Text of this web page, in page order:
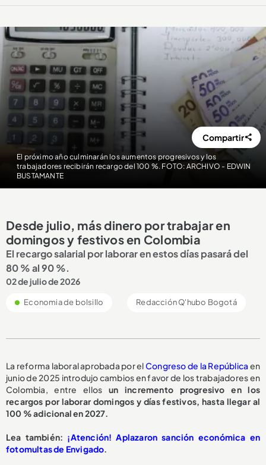
El próximo año culminarán los aumentos progresivos y los
trabajadores recibirán recargo del 100 %. FOTO: ARCHIVO - EDWIN
BUSTAMANTE
Compartir
Desde julio, más dinero por trabajar en
domingos y festivos en Colombia
El recargo salarial por laborar en estos días pasará del
80 % al 90 %.
02 de julio de 2026
Economia de bolsillo Redacción Q'hubo Bogotá
La reforma laboral aprobada por elCongreso de la República en
junio de 2025 introdujo cambios en favor de los trabajadores en
Colombia, entre ellos un incremento progresivo en los
recargos por laborar domingos y días festivos, hasta llegar al
100 % adicional en 2027.
Lea también: ¡Atención! Aplazaron sanción económica en
fotomultas de Envigado.